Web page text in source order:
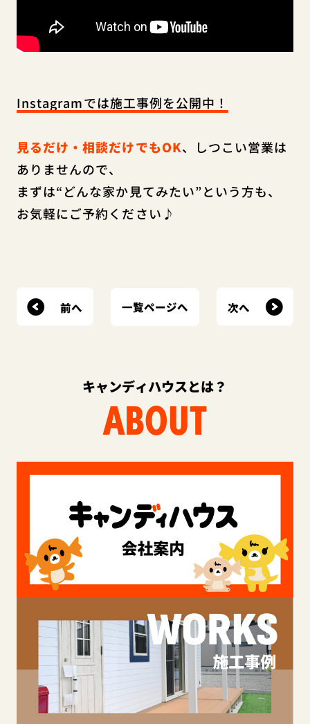
Instagramでは施工事例を公開中！
見るだけ・相談だけでもOK、しつこい営業は
ありませんので、
まずは“どんな家か見てみたい”という方も、
お気軽にご予約ください♪
前へ 一覧ページへ 次へ
キャンディハウスとは？
ABOUT